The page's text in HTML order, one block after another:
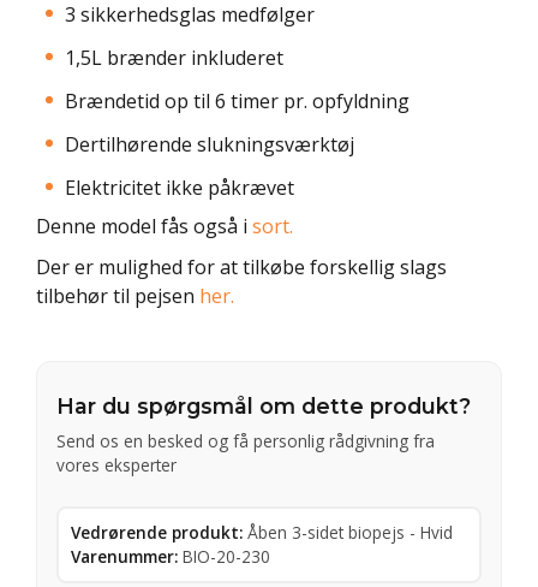
3 sikkerhedsglas medfølger
1,5L brænder inkluderet
Brændetid op til 6 timer pr. opfyldning
Dertilhørende slukningsværktøj
Elektricitet ikke påkrævet
Denne model fås også i sort.
Der er mulighed for at tilkøbe forskellig slags
tilbehør til pejsen her.
Har du spørgsmål om dette produkt?
Send os en besked og få personlig rådgivning fra
vores eksperter
Vedrørende produkt: Åben 3-sidet biopejs - Hvid
Varenummer: BIO-20-230